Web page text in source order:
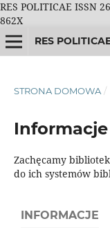
RES POLITICAE ISSN
862X
RES
STRONA DOMOWA /
Zachęcamy
do ich systemów
INFORMACJE